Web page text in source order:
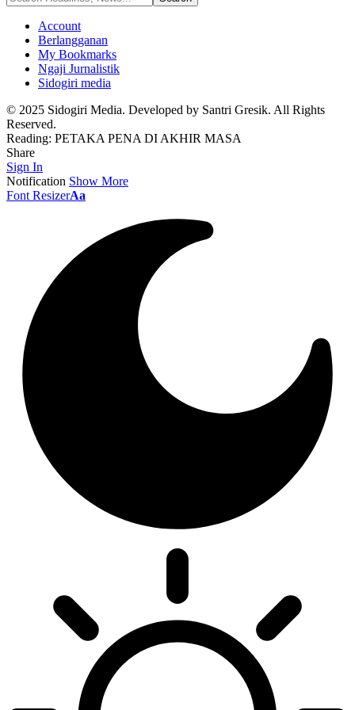
Account
Berlangganan
My Bookmarks
Ngaji Jurnalistik
Sidogiri media
© 2025 Sidogiri Media. Developed by Santri Gresik. All Rights
Reserved.
Reading: PETAKA PENA DI AKHIR MASA
Share
Sign In
Notification Show More
Font ResizerAa